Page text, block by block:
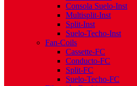
Consola Suelo-Inst
Multisplit-Inst
Split-Inst
Suelo-Techo-Inst
Fan-Coils
Cassette-FC
Conducto-FC
Split-FC
Suelo-Techo-FC